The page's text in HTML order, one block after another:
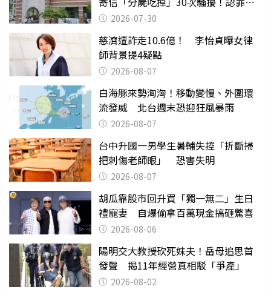
關 2026-07-30
慈濟遭詐走10.6億！ 李怡貞曝女律
師背景提4疑點
2026-08-07
白海豚來勢洶洶！移動變慢、外圍環
流發威 北台週末恐迎狂風暴雨
2026-08-07
台中升國一男學生暑輔失控「折斷掃
把刺傷老師眼」 恐害失明
2026-08-07
胡瓜靠股市回升買「獨一無二」生日
禮寵妻 自爆偷拿百萬現金搞砸驚喜
2026-08-06
陽明交大教授砍死妹夫！岳母追思首
發聲 揭11年經營真相駁「爭產」
2026-08-02